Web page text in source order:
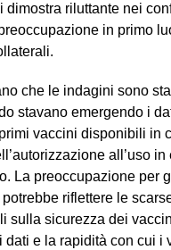
dimostra riluttante nei
in primo
che le indagini sono
stavano emergendo i
vaccini disponibili in
all’uso in
La preoccupazione per
riflettere le
sulla sicurezza dei
dati e la rapidità con cui i